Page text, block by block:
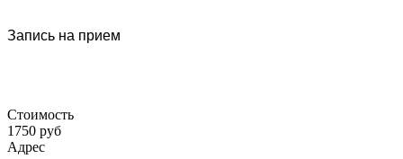
Запись на прием
Стоимость
1750 руб
Адрес